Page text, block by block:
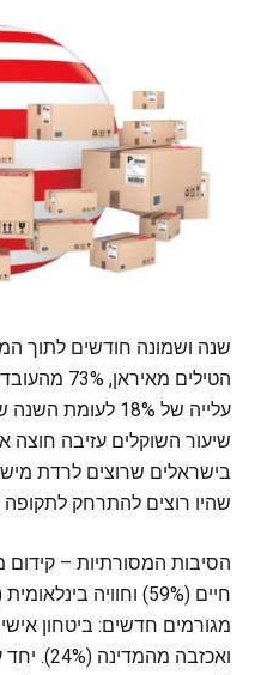
שנה ושמונה חודשים לתוך
הטילים
עלייה של 18%
בישראלים שרוצים לרדת
שהיו רוצים להתרחק
ואכזבה